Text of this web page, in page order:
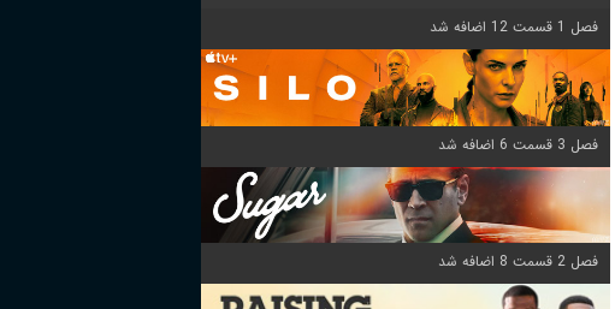
فصل 1 قسمت 12 اضافه شد
فصل 3 قسمت 6 اضافه شد
فصل 2 قسمت 8 اضافه شد